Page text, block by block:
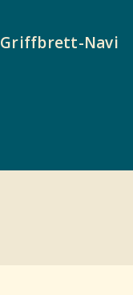
Griffbrett-Navi